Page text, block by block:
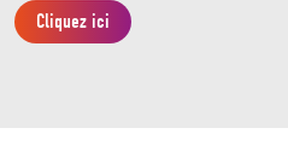
Cliquez ici